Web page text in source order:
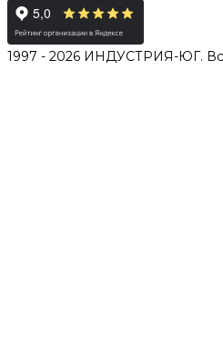
1997 - 2026 ИНДУСТРИЯ-ЮГ.